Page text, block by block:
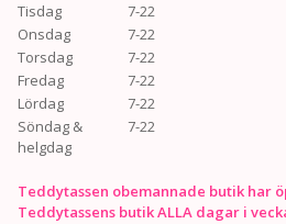
Tisdag
7-22
Onsdag
7-22
Torsdag
7-22
Fredag
7-22
Lördag
7-22
Söndag &
helgdag
7-22
Teddytassen obemannade butik har
Teddytassens butik ALLA dagar i